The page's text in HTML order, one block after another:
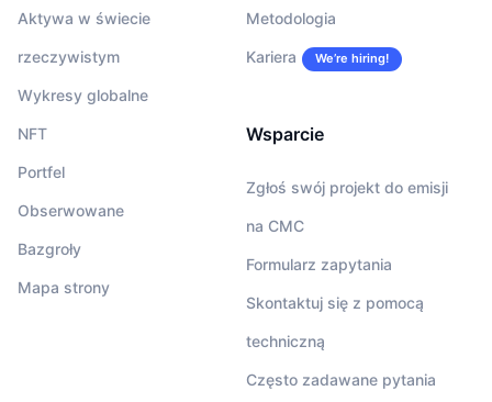
Aktywa w świecie
rzeczywistym
Wykresy globalne
NFT
Portfel
Obserwowane
Bazgroły
Mapa strony
Metodologia
Kariera We’re hiring!
Wsparcie
Zgłoś swój projekt do emisji
na CMC
Formularz zapytania
Skontaktuj się z pomocą
techniczną
Często zadawane pytania